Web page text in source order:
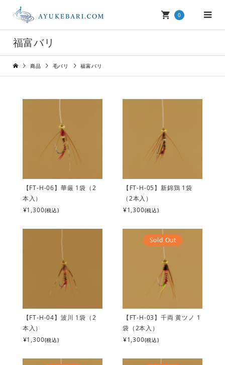
0
福富バリ
商品 毛バリ 福富バリ
【FT-H-06】華厳 1袋（2
本入）
¥1,300(税込)
【FT-H-05】新錦鶏 1袋
（2本入）
¥1,300(税込)
【FT-H-04】波川 1袋（2
本入）
¥1,300(税込)
Sold Out
【FT-H-03】千両 黄ツノ 1
袋（2本入）
¥1,300(税込)